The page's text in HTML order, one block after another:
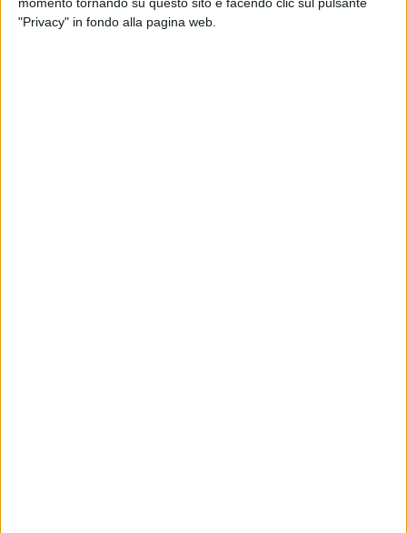
"Privacy" in fondo alla pagina web.
duetta in Il tuo profumo,Emis Killa